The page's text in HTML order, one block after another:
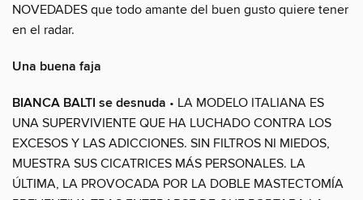
NOVEDADES que todo amante del buen gusto quiere tener
en el radar.
Una buena faja
BIANCA BALTI se desnuda • LA MODELO ITALIANA ES
UNA SUPERVIVIENTE QUE HA LUCHADO CONTRA LOS
EXCESOS Y LAS ADICCIONES. SIN FILTROS NI MIEDOS,
MUESTRA SUS CICATRICES MÁS PERSONALES. LA
ÚLTIMA, LA PROVOCADA POR LA DOBLE MASTECTOMÍA